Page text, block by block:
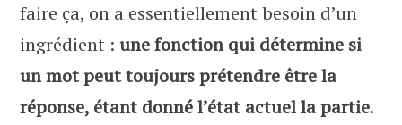
faire ça, on a essentiellement besoin d’un
ingrédient : une fonction qui détermine si
un mot peut toujours prétendre être la
réponse, étant donné l’état actuel la partie.